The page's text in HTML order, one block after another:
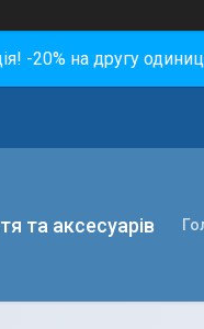
-20% на другу
та аксесуарів